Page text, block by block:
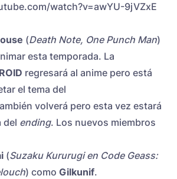
watch?v=awYU-9jVZxE
(Death Note, One Punch Man)
esta temporada. La
regresará al anime pero está
el tema del
volverá pero esta vez estará
del ending. Los nuevos miembros
(Suzaku Kururugi en Code Geass:
) como Gilkunif.